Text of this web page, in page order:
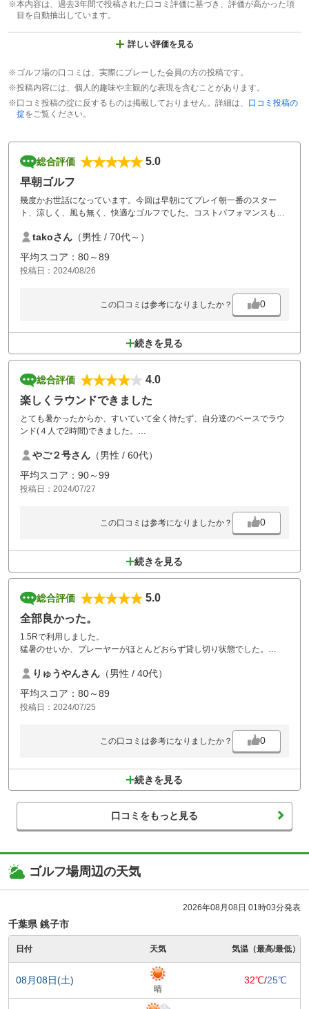
※本内容は、過去3年間で投稿された口コミ評価に基づき、評価が高かった項
目を自動抽出しています。
詳しい評価を見る
※ゴルフ場の口コミは、実際にプレーした会員の方の投稿です。
※投稿内容には、個人的趣味や主観的な表現を含むことがあります。
※口コミ投稿の掟に反するものは掲載しておりません。詳細は、 口コミ投稿の
掟をご覧ください。
総合評価
5.0
早朝ゴルフ
幾度かお世話になっています。今回は早朝にてプレイ朝一番のスター
ト、涼しく、風も無く、快適なゴルフでした。コストパフォマンスも良
会を作ってお世話になります。宜しくお願いします。ちなみに私は７７
女房は95でした。
takoさん （男性 / 70代～）
平均スコア：80～89
投稿日：2024/08/26
この口コミは参考になりましたか？ 0
続きを見る
総合評価
4.0
楽しくラウンドできました
とても暑かったからか、すいていて全く待たず、自分達のペースでラウ
ンド(４人で2時間)できました。
ピートしようと思います。
やご２号さん （男性 / 60代）
平均スコア：90～99
投稿日：2024/07/27
この口コミは参考になりましたか？ 0
続きを見る
総合評価
5.0
全部良かった。
1.5Rで利用しました。
猛暑のせいか、プレーヤーがほとんどおらず貸し切り状態でした。
す。
また、再訪したいと思います。
りゅうやんさん （男性 / 40代）
平均スコア：80～89
投稿日：2024/07/25
この口コミは参考になりましたか？ 0
続きを見る
口コミをもっと見る
ゴルフ場周辺の天気
2026年08月08日 01時03分発表
千葉県 銚子市
日付 天気 気温（最高/最低）
08月08日(土)
晴
32℃/25℃